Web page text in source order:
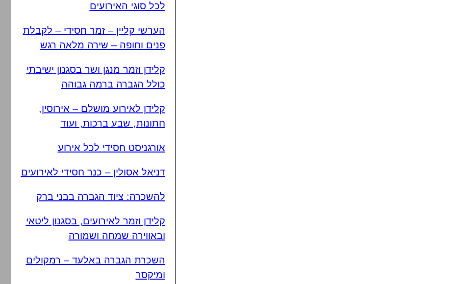
לכל סוגי האירועים
הערשי קליין – זמר חסידי – לקבלת
פנים וחופה – שירה מלאה רגש
קלידן וזמר מנגן ושר בסגנון ישיבתי
כולל הגברה ברמה גבוהה
קלידן לאירוע מושלם – אירוסין,
חתונות, שבע ברכות, ועוד
אורגניסט חסידי לכל אירוע
דניאל אסולין – כנר חסידי לאירועים
להשכרה: ציוד הגברה בבני ברק
קלידן וזמר לאירועים, בסגנון ליטאי
ובאווירה שמחה ושמורה
השכרת הגברה באלעד – רמקולים
ומיקסר